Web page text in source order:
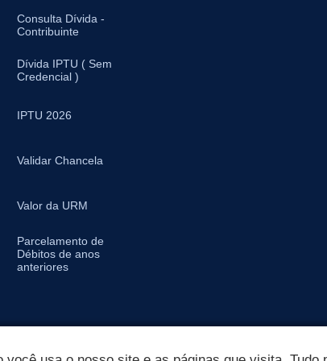
Consulta Dívida -
Contribuinte
Dívida IPTU ( Sem
Credencial )
IPTU 2026
Validar Chancela
Valor da URM
Parcelamento de
Débitos de anos
anteriores